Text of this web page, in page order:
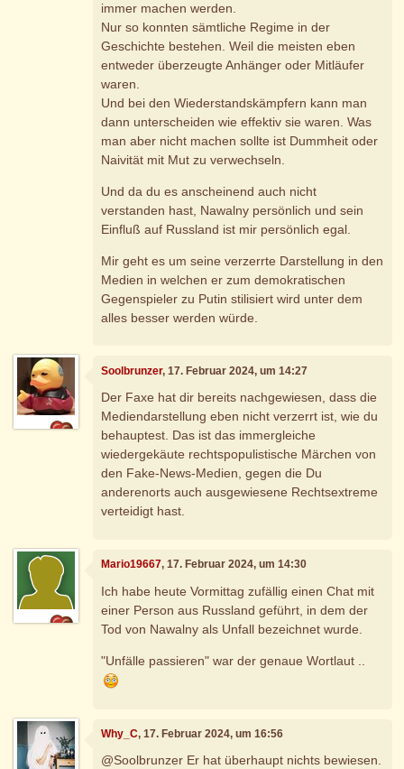
immer machen werden.
Nur so konnten sämtliche Regime in der
Geschichte bestehen. Weil die meisten eben
entweder überzeugte Anhänger oder Mitläufer
waren.
Und bei den Wiederstandskämpfern kann man
dann unterscheiden wie effektiv sie waren. Was
man aber nicht machen sollte ist Dummheit oder
Naivität mit Mut zu verwechseln.
Und da du es anscheinend auch nicht
verstanden hast, Nawalny persönlich und sein
Einfluß auf Russland ist mir persönlich egal.
Mir geht es um seine verzerrte Darstellung in den
Medien in welchen er zum demokratischen
Gegenspieler zu Putin stilisiert wird unter dem
alles besser werden würde.
Soolbrunzer, 17. Februar 2024, um 14:27
Der Faxe hat dir bereits nachgewiesen, dass die
Mediendarstellung eben nicht verzerrt ist, wie du
behauptest. Das ist das immergleiche
wiedergekäute rechtspopulistische Märchen von
den Fake-News-Medien, gegen die Du
anderenorts auch ausgewiesene Rechtsextreme
verteidigt hast.
Mario19667, 17. Februar 2024, um 14:30
Ich habe heute Vormittag zufällig einen Chat mit
einer Person aus Russland geführt, in dem der
Tod von Nawalny als Unfall bezeichnet wurde.
"Unfälle passieren" war der genaue Wortlaut ..
Why_C, 17. Februar 2024, um 16:56
@Soolbrunzer Er hat überhaupt nichts bewiesen.